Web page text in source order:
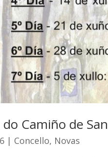
Camiño de
| Concello, Novas